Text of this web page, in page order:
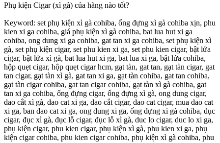
Phụ kiện Cigar (xì gà) của hãng nào tốt?
Keyword: set phụ kiện xì gà cohiba, ống đựng xì gà cohiba xịn, phu
kien xi ga cohiba, giá phụ kiện xì gà cohiba, bat lua hut xi ga
cohiba, ong dung xi ga cohiba, gat tan xi ga cohiba, set phụ kiện xì
gà, set phụ kiện cigar, set phu kien xi ga, set phu kien cigar, bật lửa
cigar, bật lửa xì gà, bat lua hut xi ga, bat lua xi ga, bật lửa cohiba,
hộp quẹt cigar, hộp quẹt cigar hcm, gạt tàn, gat tan, gạt tàn cigar, gat
tan cigar, gạt tàn xì gà, gat tan xi ga, gạt tàn cohiba, gat tan cohiba,
gạt tàn cigar cohiba, gat tan cigar cohiba, gạt tàn xì gà cohiba, gat
tan xi ga cohiba, ống đựng cigar, ống đựng xì gà, ong dung cigar,
dao cắt xì gà, dao cat xi ga, dao cắt cigar, dao cat cigar, mua dao cat
xi ga, ban dao cat xi ga, ong dung xi ga, ống đựng xì gà cohiba, đục
cigar, đục xì gà, đục lỗ cigar, đục lỗ xì gà, duc lo cigar, duc lo xi ga,
phụ kiện cigar, phu kien cigar, phụ kiện xì gà, phu kien xi ga, phụ
kiện cigar cohiba, phu kien cigar cohiba, phụ kiện xì gà cohiba, phu